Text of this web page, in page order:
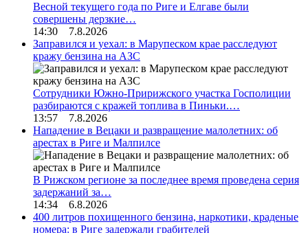
Весной текущего года по Риге и Елгаве были
совершены дерзкие…
14:30 7.8.2026
Заправился и уехал: в Марупеском крае расследуют
кражу бензина на АЗС
Сотрудники Южно-Пририжского участка Госполиции
разбираются с кражей топлива в Пиньки.…
13:57 7.8.2026
Нападение в Вецаки и развращение малолетних: об
арестах в Риге и Малпилсе
В Рижском регионе за последнее время проведена серия
задержаний за…
14:34 6.8.2026
400 литров похищенного бензина, наркотики, краденые
номера: в Риге задержали грабителей